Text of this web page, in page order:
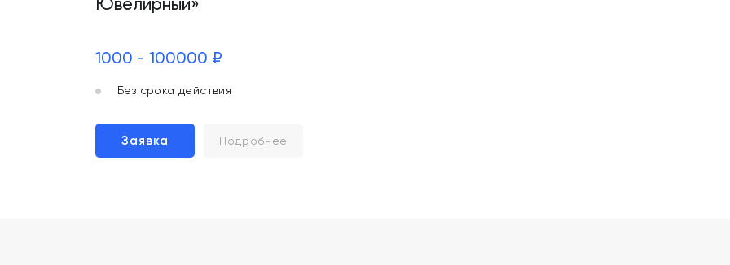
1000 - 100000 ₽
Без срока действия
Заявка Подробнее